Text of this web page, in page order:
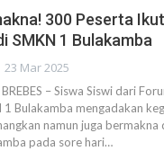
300 Peserta
SMKN 1 Bulakamba
23 Mar 2025
– Siswa Siswi dari
1 Bulakamba mengadakan
namun juga bermakna
pada sore hari…